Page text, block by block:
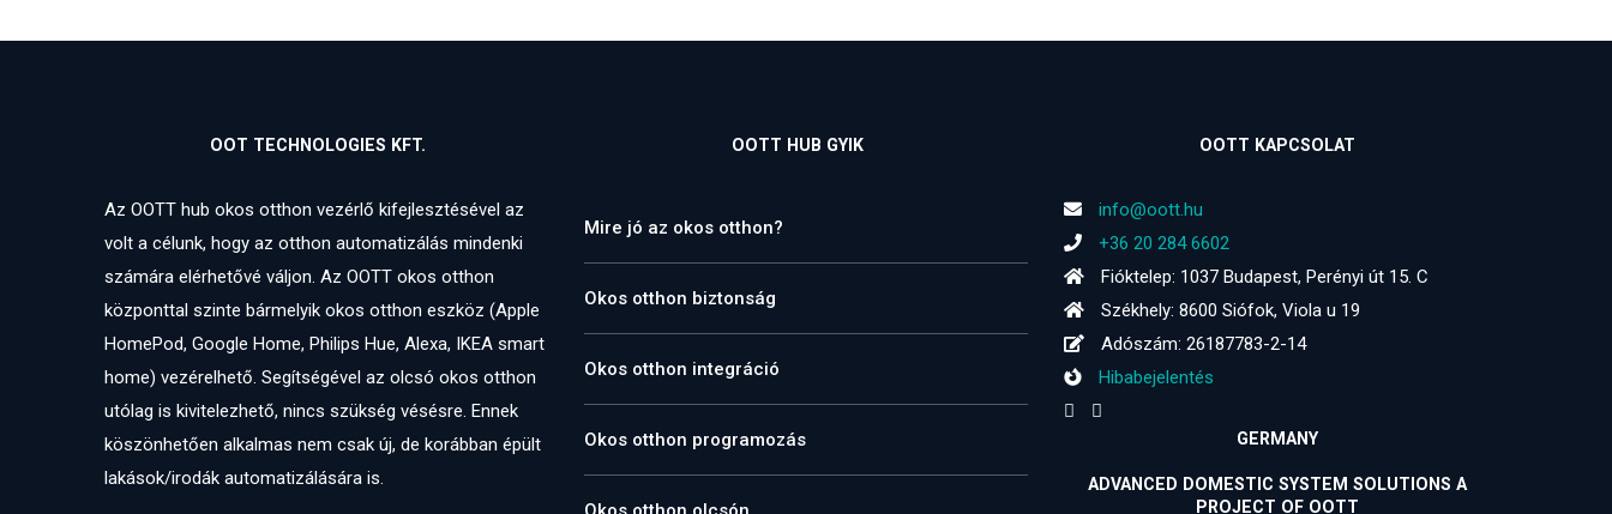
OOT TECHNOLOGIES KFT.
Az OOTT hub okos otthon vezérlő kifejlesztésével az
volt a célunk, hogy az otthon automatizálás mindenki
számára elérhetővé váljon. Az OOTT okos otthon
központtal szinte bármelyik okos otthon eszköz (Apple
HomePod, Google Home, Philips Hue, Alexa, IKEA smart
home) vezérelhető. Segítségével az olcsó okos otthon
utólag is kivitelezhető, nincs szükség vésésre. Ennek
köszönhetően alkalmas nem csak új, de korábban épült
lakások/irodák automatizálására is.
OOTT HUB GYIK
Mire jó az okos otthon?
Okos otthon biztonság
Okos otthon integráció
Okos otthon programozás
OOTT KAPCSOLAT
info@oott.hu
+36 20 284 6602
Fióktelep: 1037 Budapest, Perényi út 15. C
Székhely: 8600 Siófok, Viola u 19
Adószám: 26187783-2-14
Hibabejelentés
GERMANY
ADVANCED DOMESTIC SYSTEM SOLUTIONS A
PROJECT OF OOTT